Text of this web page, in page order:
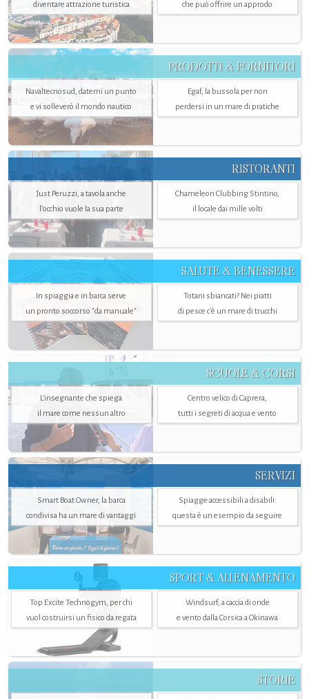
diventare attrazione turistica che può offrire un approdo
PRODOTTI & FORNITORI
Navaltecnosud, datemi un punto
e vi solleverò il mondo nautico
Egaf, la bussola per non
perdersi in un mare di pratiche
RISTORANTI
Just Peruzzi, a tavola anche
l’occhio vuole la sua parte
Chameleon Clubbing Stintino,
il locale dai mille volti
SALUTE & BENESSERE
In spiaggia e in barca serve
un pronto soccorso "da manuale"
Totani sbiancati? Nei piatti
di pesce c'è un mare di trucchi
SCUOLE & CORSI
L'insegnante che spiega
il mare come nessun altro
Centro velico di Caprera,
tutti i segreti di acqua e vento
SERVIZI
Smart Boat Owner, la barca
condivisa ha un mare di vantaggi
Spiagge accessibili a disabili:
questa è un esempio da seguire
SPORT & ALLENAMENTO
Top Excite Technogym, per chi
vuol costruirsi un fisico da regata
Windsurf, a caccia di onde
e vento dalla Corsica a Okinawa
STORIE